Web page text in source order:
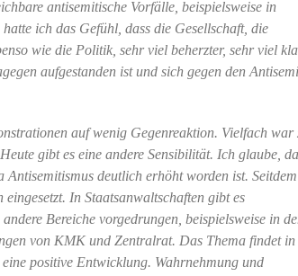
antisemitische Vorfälle, beispielsweise in
ich das Gefühl, dass die Gesellschaft, die
wie die Politik, sehr viel beherzter, sehr viel
aufgestanden ist und sich gegen den
auf wenig Gegenreaktion. Vielfach war
gibt es eine andere Sensibilität. Ich glaube,
deutlich erhöht worden ist. Seitdem
In Staatsanwaltschaften gibt es
Bereiche vorgedrungen, beispielsweise in
von KMK und Zentralrat. Das Thema findet
positive Entwicklung. Wahrnehmung und